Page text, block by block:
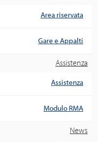
Area riservata
Gare e Appalti
Assistenza
Assistenza
Modulo RMA
News